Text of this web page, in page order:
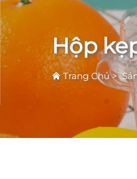
Hộp
Trang Chủ>